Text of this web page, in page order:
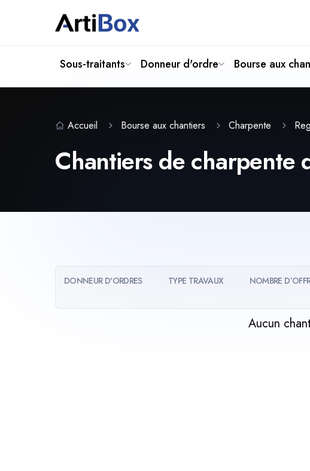
Sous-traitants Donneur d'ordre Bourse aux
Accueil Bourse aux chantiers Charpente
Chantiers de charpente
DONNEUR D'ORDRES TYPE TRAVAUX NOMBRE
Aucun